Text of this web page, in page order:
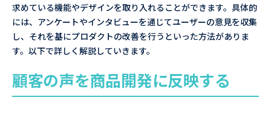
求めている機能やデザインを取り入れることができます。具体的
には、アンケートやインタビューを通じてユーザーの意見を収集
し、それを基にプロダクトの改善を行うといった方法がありま
す。以下で詳しく解説していきます。
顧客の声を商品開発に反映する